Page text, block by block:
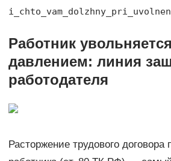
Работник
давлением: линия
работодателя
Расторжение трудового договора